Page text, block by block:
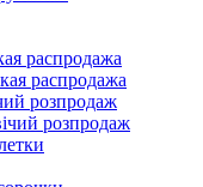
распродажа
распродажа
розпродаж
розпродаж